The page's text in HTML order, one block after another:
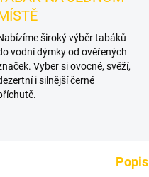
široký výběr tabáků
vodní dýmky od ověřených
Vyber si ovocné, svěží,
i silnější černé
Popis